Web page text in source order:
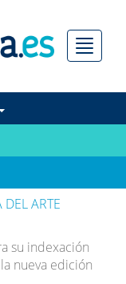
Menú
ARTE
su indexación
nueva edición